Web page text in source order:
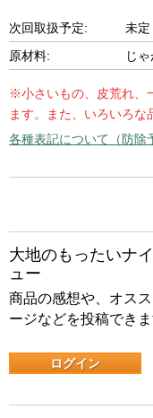
次回取扱予定:
未定
原材料:
じ
※小さいもの、皮荒れ、
ます。また、いろいろな
各種表記について（防除
大地のもったいナ
ュー
商品の感想や、オス
ージなどを投稿できま
ログイン